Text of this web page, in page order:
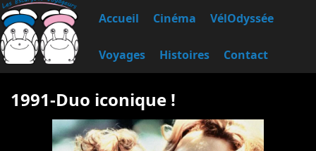
Accueil Cinéma VélOdyssée
Voyages Histoires Contact
1991-Duo iconique !